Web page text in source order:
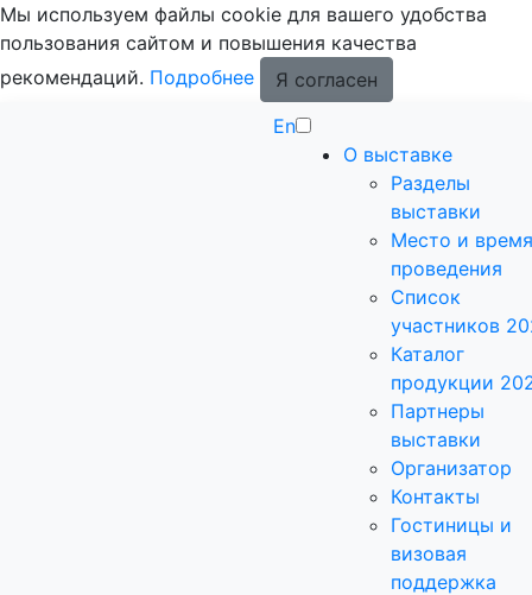
Мы используем файлы cookie для вашего удобства
пользования сайтом и повышения качества
рекомендаций. Подробнее
Я согласен
En
О выставке
Разделы
выставки
Место и время
проведения
Список
участников
Каталог
продукции
Партнеры
выставки
Организатор
Контакты
Гостиницы и
визовая
поддержка